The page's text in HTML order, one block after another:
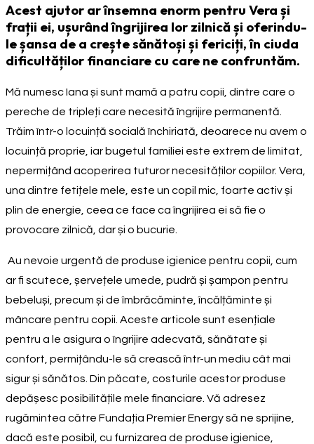
Acest ajutor ar însemna enorm pentru Vera și
frații ei, ușurând îngrijirea lor zilnică și oferindu-
le șansa de a crește sănătoși și fericiți, în ciuda
dificultăților financiare cu care ne confruntăm.
Mă numesc Iana și sunt mamă a patru copii, dintre care o
pereche de tripleți care necesită îngrijire permanentă.
Trăim într-o locuință socială închiriată, deoarece nu avem o
locuință proprie, iar bugetul familiei este extrem de limitat,
nepermițând acoperirea tuturor necesităților copiilor. Vera,
una dintre fetițele mele, este un copil mic, foarte activ și
plin de energie, ceea ce face ca îngrijirea ei să fie o
provocare zilnică, dar și o bucurie.
Au nevoie urgentă de produse igienice pentru copii, cum
ar fi scutece, șervețele umede, pudră și șampon pentru
bebeluși, precum și de îmbrăcăminte, încălțăminte și
mâncare pentru copii. Aceste articole sunt esențiale
pentru a le asigura o îngrijire adecvată, sănătate și
confort, permițându-le să crească într-un mediu cât mai
sigur și sănătos. Din păcate, costurile acestor produse
depășesc posibilitățile mele financiare. Vă adresez
rugămintea către Fundația Premier Energy să ne sprijine,
dacă este posibil, cu furnizarea de produse igienice,